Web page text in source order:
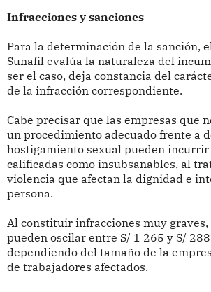
Infracciones y sanciones
Para la determinación de la sanción,
Sunafil evalúa la naturaleza del
ser el caso, deja constancia del
de la infracción correspondiente.
Cabe precisar que las empresas que
un procedimiento adecuado frente a
hostigamiento sexual pueden incurrir
calificadas como insubsanables, al
violencia que afectan la dignidad e
persona.
Al constituir infracciones muy graves,
pueden oscilar entre S/ 1 265 y S/
dependiendo del tamaño de la
de trabajadores afectados.